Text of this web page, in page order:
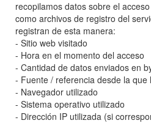
recopilamos datos sobre el
como archivos de registro del
registran de esta manera:
- Sitio web visitado
- Hora en el momento del acceso
- Cantidad de datos enviados en
- Fuente / referencia desde la que
- Navegador utilizado
- Sistema operativo utilizado
- Dirección IP utilizada (si